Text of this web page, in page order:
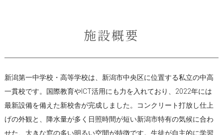
施設概要
新潟第一中学校・高等学校は、新潟市中央区に位置する私立の中高
一貫校です。国際教育やICT活用にも力を入れており、2022年には
最新設備を備えた新校舎が完成しました。コンクリート打放し仕上
げの外観と、降水量が多く日照時間が短い新潟市特有の気候に合わ
せた、大きな窓の多い明るい空間が特徴です。生徒が自主的に学習